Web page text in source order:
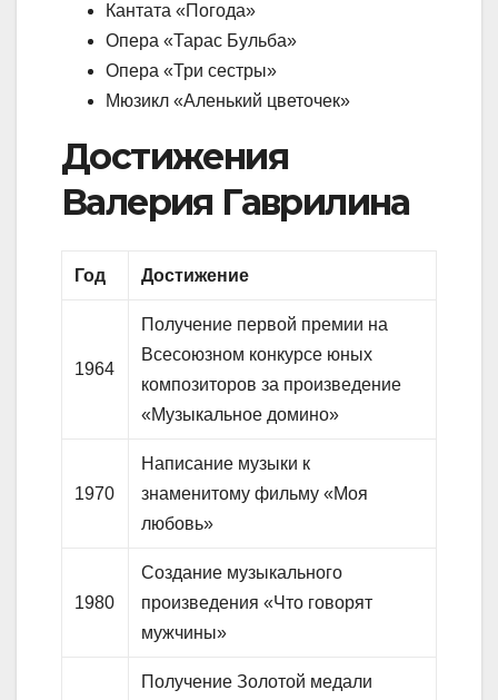
Кантата «Погода»
Опера «Тарас Бульба»
Опера «Три сестры»
Мюзикл «Аленький цветочек»
Достижения
Валерия Гаврилина
Год Достижение
1964
Получение первой премии на
Всесоюзном конкурсе юных
композиторов за произведение
«Музыкальное домино»
1970
Написание музыки к
знаменитому фильму «Моя
любовь»
1980
Создание музыкального
произведения «Что говорят
мужчины»
Получение Золотой медали